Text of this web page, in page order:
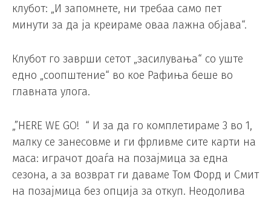
клубот: „И запомнете, ни требаа само пет
минути за да ја креираме оваа лажна објава“.
Клубот го заврши сетот „засилувања“ со уште
едно „соопштение“ во кое Рафиња беше во
главната улога.
„”HERE WE GO! “ И за да го комплетираме 3 во 1,
малку се занесовме и ги фрливме сите карти на
маса: играчот доаѓа на позајмица за една
сезона, а за возврат ги даваме Том Форд и Смит
на позајмица без опција за откуп. Неодолива